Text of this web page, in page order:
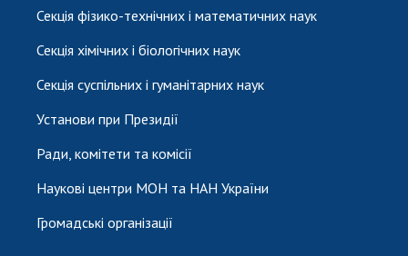
Секція фізико-технічних і математичних наук
Секція хімічних і біологічних наук
Секція суспільних і гуманітарних наук
Установи при Президії
Ради, комітети та комісії
Наукові центри МОН та НАН України
Громадські організації